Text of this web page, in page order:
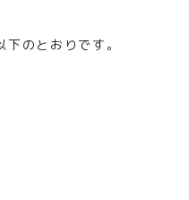
のとおりです。